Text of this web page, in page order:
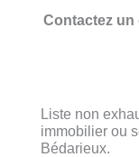
Contactez
Liste non
immobilier ou
Bédarieux.